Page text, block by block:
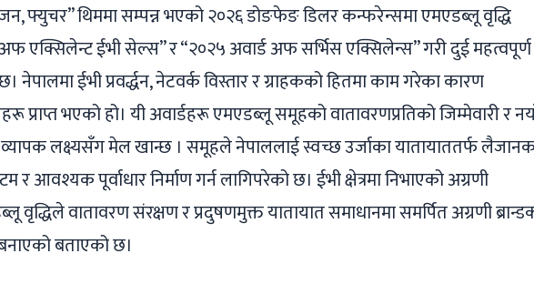
फ्युचर” थिममा सम्पन्न भएको २०२६ डोङफेङ डिलर कन्फरेन्समा एमएडब्लू वृद्धि
एक्सिलेन्ट ईभी सेल्स” र “२०२५ अवार्ड अफ सर्भिस एक्सिलेन्स” गरी दुई महत्वपूर्ण
नेपालमा ईभी प्रवर्द्धन, नेटवर्क विस्तार र ग्राहकको हितमा काम गरेका कारण
प्राप्त भएको हो। यी अवार्डहरू एमएडब्लू समूहको वातावरणप्रतिको जिम्मेवारी र
व्यापक लक्ष्यसँग मेल खान्छ । समूहले नेपाललाई स्वच्छ उर्जाका यातायाततर्फ
र आवश्यक पूर्वाधार निर्माण गर्न लागिपरेको छ। ईभी क्षेत्रमा निभाएको अग्रणी
वातावरण संरक्षण र प्रदुषणमुक्त यातायात समाधानमा समर्पित अग्रणी
बताएको छ।